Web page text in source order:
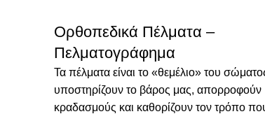
Oρθοπεδικά Πέλματα –
Πελματογράφημα
Τα πέλματα είναι το «θεμέλιο» του
υποστηρίζουν το βάρος μας, απορροφούν
κραδασμούς και καθορίζουν τον τρόπο